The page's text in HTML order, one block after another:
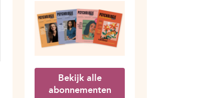
Bekijk alle
abonnementen